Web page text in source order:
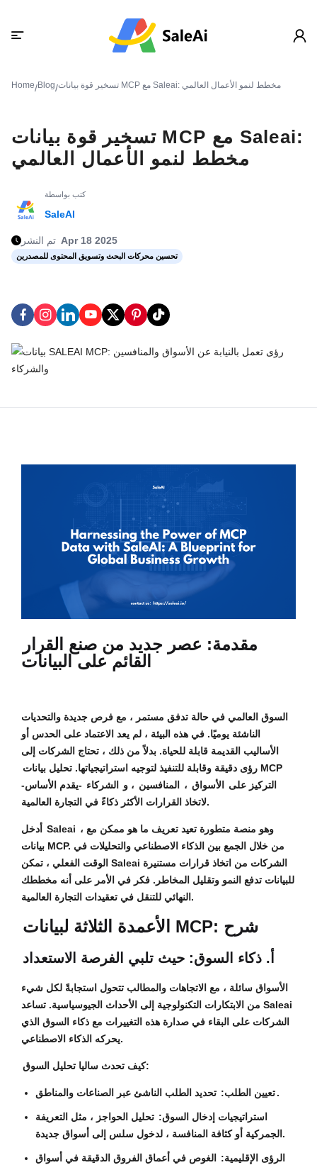
Home/Blog/ تسخير قوة بيانات MCP مع Saleai: مخطط لنمو الأعمال العالمي
تسخير قوة بيانات MCP مع Saleai:
مخطط لنمو الأعمال العالمي
كتب بواسطة
SaleAI
تم النشر Apr 18 2025
تحسين محركات البحث وتسويق المحتوى للمصدرين
مقدمة: عصر جديد من صنع القرار
القائم على البيانات
السوق العالمي في حالة تدفق مستمر ، مع فرص جديدة والتحديات
الناشئة يوميًا. في هذه البيئة ، لم يعد الاعتماد على الحدس أو
الأساليب القديمة قابلة للحياة. بدلاً من ذلك ، تحتاج الشركات إلى
رؤى دقيقة وقابلة للتنفيذ لتوجيه استراتيجياتها. تحليل بيانات MCP
-التركيز على
الأسواق ، المنافسين ، و الشركاء -يقدم الأساس
لاتخاذ القرارات الأكثر ذكاءً في التجارة العالمية.
Saleai ، وهو منصة متطورة تعيد تعريف ما هو ممكن مع
بيانات MCP. من خلال الجمع بين الذكاء الاصطناعي والتحليلات في
الوقت الفعلي ، تمكن Saleai الشركات من اتخاذ قرارات مستنيرة
للبيانات تدفع النمو وتقليل المخاطر. فكر في الأمر على أنه مخططك
النهائي للتنقل في تعقيدات التجارة العالمية.
الأعمدة الثلاثة لبيانات MCP: شرح
أ. ذكاء السوق: حيث تلبي الفرصة الاستعداد
الأسواق سائلة ، مع الاتجاهات والمطالب تتحول استجابةً لكل شيء
من الابتكارات التكنولوجية إلى الأحداث الجيوسياسية. تساعد Saleai
الشركات على البقاء في صدارة هذه التغييرات مع ذكاء السوق الذي
يحركه الذكاء الاصطناعي.
كيف تحدث ساليا تحليل السوق:
تعيين الطلب:تحديد الطلب الناشئ عبر الصناعات والمناطق.
استراتيجيات إدخال السوق: تحليل الحواجز ، مثل التعريفة
الجمركية أو كثافة المنافسة ، لدخول سلس إلى أسواق جديدة.
الرؤى الإقليمية:
الغوص في أعماق الفروق الدقيقة في أسواق